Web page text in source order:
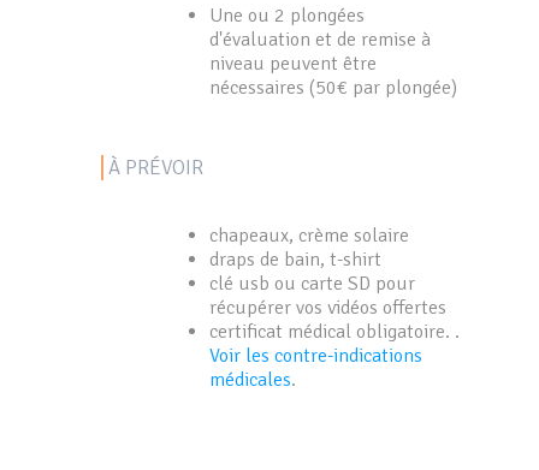
Une ou 2 plongées
d'évaluation et de remise à
niveau peuvent être
nécessaires (50€ par plongée)
À PRÉVOIR
chapeaux, crème solaire
draps de bain, t-shirt
clé usb ou carte SD pour
récupérer vos vidéos offertes
certificat médical obligatoire. .
Voir les contre-indications
médicales.